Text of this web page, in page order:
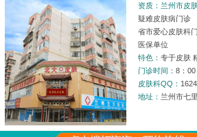
资质：兰州市皮
疑难皮肤病门诊
省市爱心皮肤科
医保单位
特色：专于皮肤
门诊时间：8：
皮肤科QQ：
地址： 兰州市七